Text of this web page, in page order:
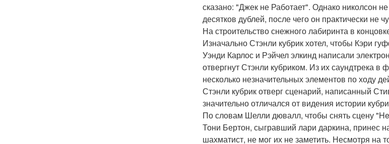
сказано: "Джек не Работает". Однако николсон
десятков дублей, после чего он практически не
На строительство снежного лабиринта в
Изначально Стэнли кубрик хотел, чтобы Кэри
Уэнди Карлос и Рэйчел элкинд написали
отвергнут Стэнли кубриком. Из их саундтрека
несколько незначительных элементов по ходу
Стэнли кубрик отверг сценарий, написанный
значительно отличался от видения истории
По словам Шелли дювалл, чтобы снять сцену
Тони Бертон, сыгравший лари даркина, принес
шахматист, не мог их не заметить. Несмотря на